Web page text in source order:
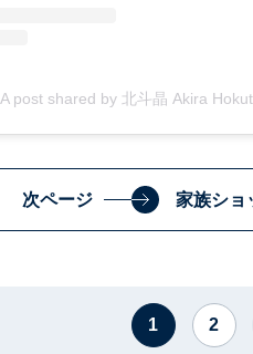
A post shared by 北斗晶 Akira
次ページ 家族ショ
1 2